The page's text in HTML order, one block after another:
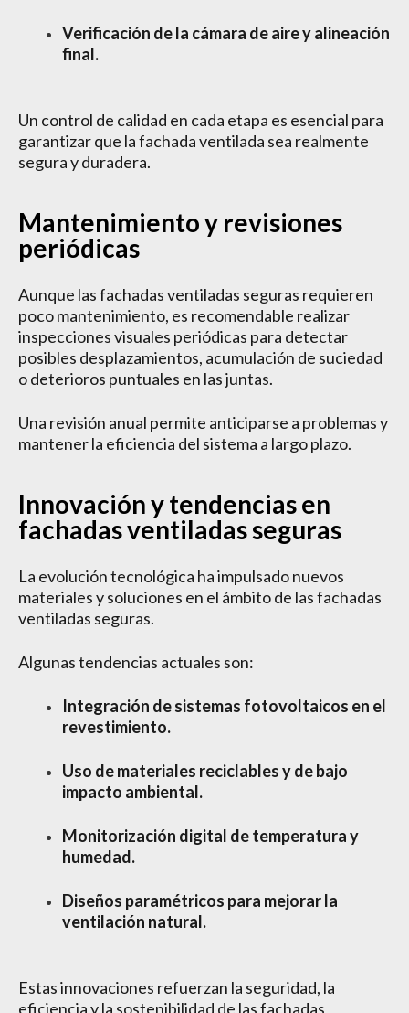
Verificación de la cámara de aire y alineación
final.
Un control de calidad en cada etapa es esencial para
garantizar que la fachada ventilada sea realmente
segura y duradera.
Mantenimiento y revisiones
periódicas
Aunque las fachadas ventiladas seguras requieren
poco mantenimiento, es recomendable realizar
inspecciones visuales periódicas para detectar
posibles desplazamientos, acumulación de suciedad
o deterioros puntuales en las juntas.
Una revisión anual permite anticiparse a problemas y
mantener la eficiencia del sistema a largo plazo.
Innovación y tendencias en
fachadas ventiladas seguras
La evolución tecnológica ha impulsado nuevos
materiales y soluciones en el ámbito de las fachadas
ventiladas seguras.
Algunas tendencias actuales son:
Integración de sistemas fotovoltaicos en el
revestimiento.
Uso de materiales reciclables y de bajo
impacto ambiental.
Monitorización digital de temperatura y
humedad.
Diseños paramétricos para mejorar la
ventilación natural.
Estas innovaciones refuerzan la seguridad, la
eficiencia y la sostenibilidad de las fachadas